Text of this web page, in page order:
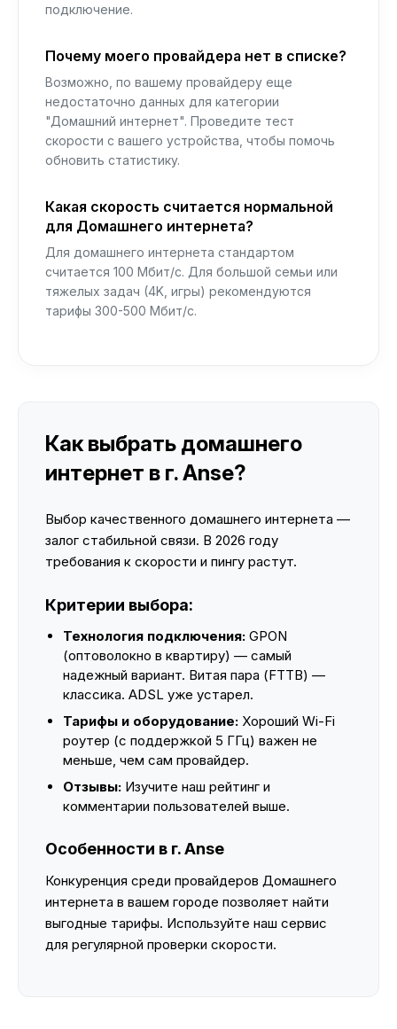
подключение.
Почему моего провайдера нет в списке?
Возможно, по вашему провайдеру еще
недостаточно данных для категории
"Домашний интернет". Проведите тест
скорости с вашего устройства, чтобы помочь
обновить статистику.
Какая скорость считается нормальной
для Домашнего интернета?
Для домашнего интернета стандартом
считается 100 Мбит/с. Для большой семьи или
тяжелых задач (4K, игры) рекомендуются
тарифы 300-500 Мбит/с.
Как выбрать домашнего
интернет в г. Anse?
Выбор качественного домашнего интернета —
залог стабильной связи. В 2026 году
требования к скорости и пингу растут.
Критерии выбора:
Технология подключения: GPON
(оптоволокно в квартиру) — самый
надежный вариант. Витая пара (FTTB) —
классика. ADSL уже устарел.
Тарифы и оборудование: Хороший Wi-Fi
роутер (с поддержкой 5 ГГц) важен не
меньше, чем сам провайдер.
Отзывы: Изучите наш рейтинг и
комментарии пользователей выше.
Особенности в г. Anse
Конкуренция среди провайдеров Домашнего
интернета в вашем городе позволяет найти
выгодные тарифы. Используйте наш сервис
для регулярной проверки скорости.